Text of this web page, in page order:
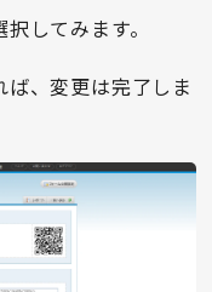
してみます。
、変更は完了しま